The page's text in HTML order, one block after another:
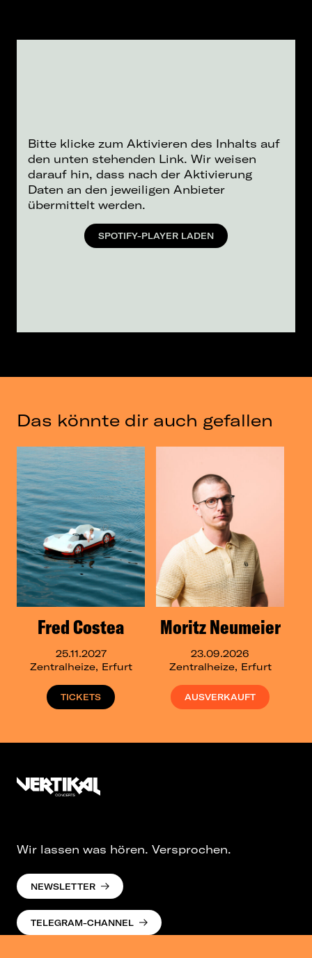
Bitte klicke zum Aktivieren des Inhalts auf
den unten stehenden Link. Wir weisen
darauf hin, dass nach der Aktivierung
Daten an den jeweiligen Anbieter
übermittelt werden.
SPOTIFY-PLAYER LADEN
Das könnte dir auch gefallen
Fred Costea
25.11.2027
Zentralheize, Erfurt
TICKETS
Moritz Neumeier
23.09.2026
Zentralheize, Erfurt
AUSVERKAUFT
Wir lassen was hören. Versprochen.
NEWSLETTER
TELEGRAM-CHANNEL